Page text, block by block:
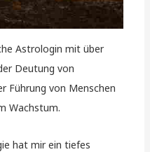
Astrologin mit über
Deutung von
Führung von Menschen
Wachstum.
hat mir ein tiefes